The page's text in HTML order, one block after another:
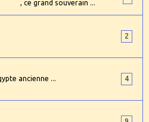
, ce grand souverain ...
2
ancienne ... 4